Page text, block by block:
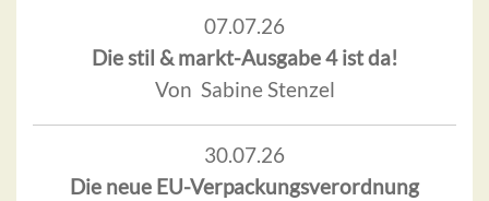
07.07.26
Die stil & markt-Ausgabe 4 ist da!
Von Sabine Stenzel
30.07.26
Die neue EU-Verpackungsverordnung